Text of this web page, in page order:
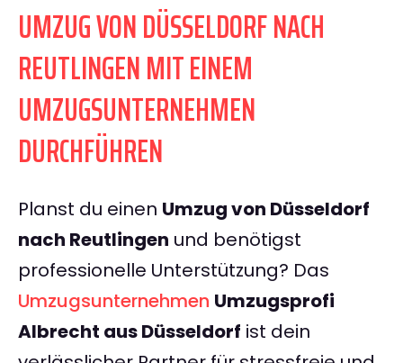
UMZUG VON DÜSSELDORF NACH
REUTLINGEN MIT EINEM
UMZUGSUNTERNEHMEN
DURCHFÜHREN
Planst du einen Umzug von Düsseldorf
nach Reutlingen und benötigst
professionelle Unterstützung? Das
Umzugsunternehmen Umzugsprofi
Albrecht aus Düsseldorf ist dein